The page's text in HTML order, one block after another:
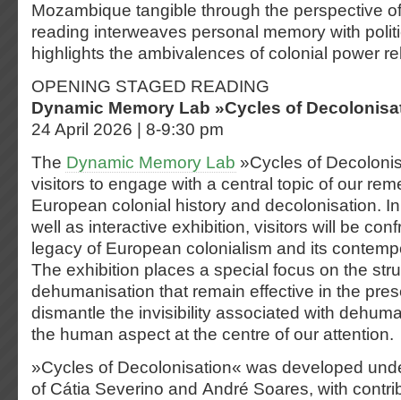
Mozambique tangible through the perspective
reading interweaves personal memory with
highlights the ambivalences of colonial power
OPENING STAGED READING
Dynamic Memory Lab »Cycles of
24 April 2026 | 8-9:30 pm
The Dynamic Memory Lab »Cycles of
visitors to engage with a central topic of our
European colonial history and decolonisation.
well as interactive exhibition, visitors will be
legacy of European colonialism and its
The exhibition places a special focus on the
dehumanisation that remain effective in the
dismantle the invisibility associated with
the human aspect at the centre of our attention.
»Cycles of Decolonisation« was developed
of Cátia Severino and André Soares, with